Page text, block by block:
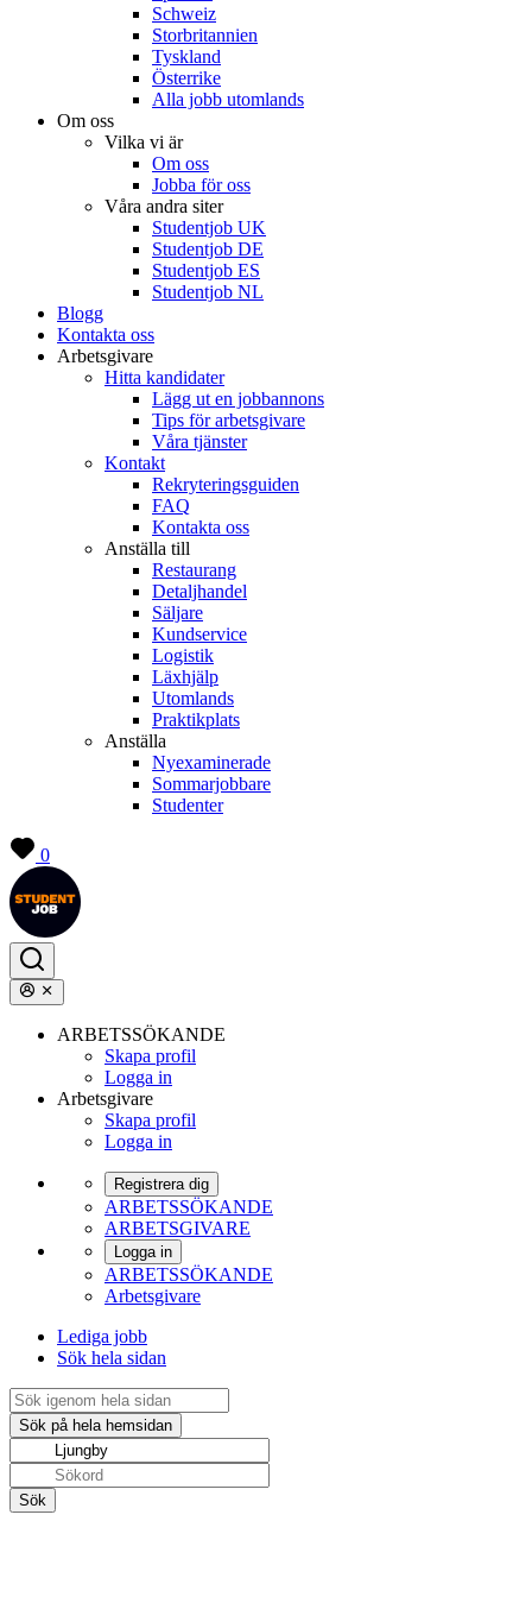
Schweiz
Storbritannien
Tyskland
Österrike
Alla jobb utomlands
Om oss
Vilka vi är
Om oss
Jobba för oss
Våra andra siter
Studentjob UK
Studentjob DE
Studentjob ES
Studentjob NL
Blogg
Kontakta oss
Arbetsgivare
Hitta kandidater
Lägg ut en jobbannons
Tips för arbetsgivare
Våra tjänster
Kontakt
Rekryteringsguiden
FAQ
Kontakta oss
Anställa till
Restaurang
Detaljhandel
Säljare
Kundservice
Logistik
Läxhjälp
Utomlands
Praktikplats
Anställa
Nyexaminerade
Sommarjobbare
Studenter
0
ARBETSSÖKANDE
Skapa profil
Logga in
Arbetsgivare
Skapa profil
Logga in
Registrera dig
ARBETSSÖKANDE
ARBETSGIVARE
Logga in
ARBETSSÖKANDE
Arbetsgivare
Lediga jobb
Sök hela sidan